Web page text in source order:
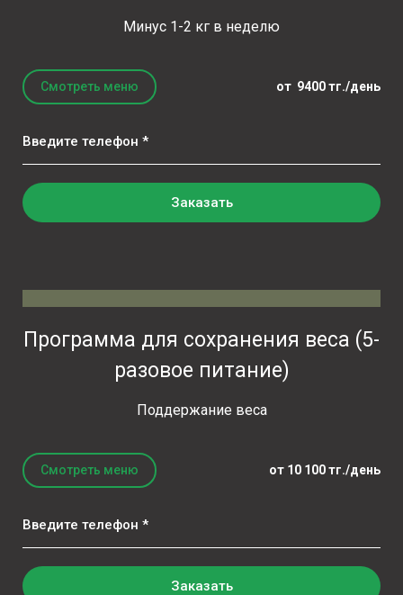
Минус 1-2 кг в неделю
Смотреть меню от 9400 тг./день
Введите телефон *
Заказать
Программа для сохранения веса (5-
разовое питание)
Поддержание веса
Смотреть меню от 10 100 тг./день
Введите телефон *
Заказать